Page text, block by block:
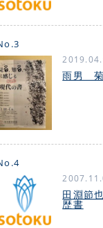
雨男
田淵節
歴書